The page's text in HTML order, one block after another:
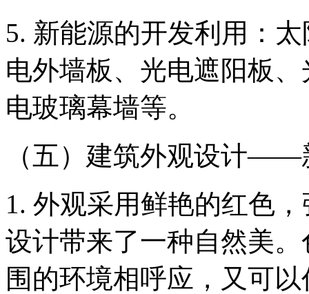
5. 新能源的开发利用：
电外墙板、光电遮阳板
电玻璃幕墙等。
（五）建筑外观设计——
1. 外观采用鲜艳的红色
设计带来了一种自然美
围的环境相呼应，又可